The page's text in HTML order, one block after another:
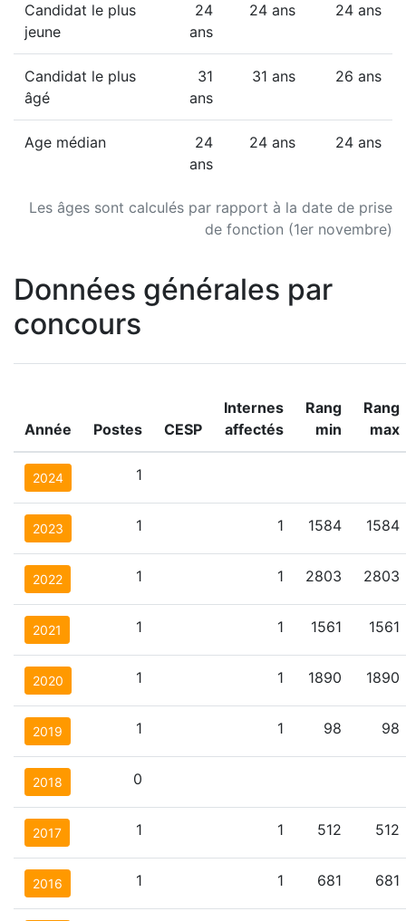
Les âges sont calculés par rapport à la date de prise
de fonction (1er novembre)
Candidat le plus
jeune
24
ans
24 ans 24 ans
Candidat le plus
âgé
31
ans
31 ans 26 ans
Age médian
24
ans
24 ans 24 ans
Données générales par
concours
Année Postes CESP
Internes
affectés
Rang
min
Rang
max
2024 1
2023 1 1 1584 1584
2022 1 1 2803 2803
2021 1 1 1561 1561
2020 1 1 1890 1890
2019 1 1 98 98
2018 0
2017 1 1 512 512
2016 1 1 681 681